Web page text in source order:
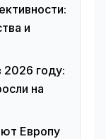
и
году:
на
Европу